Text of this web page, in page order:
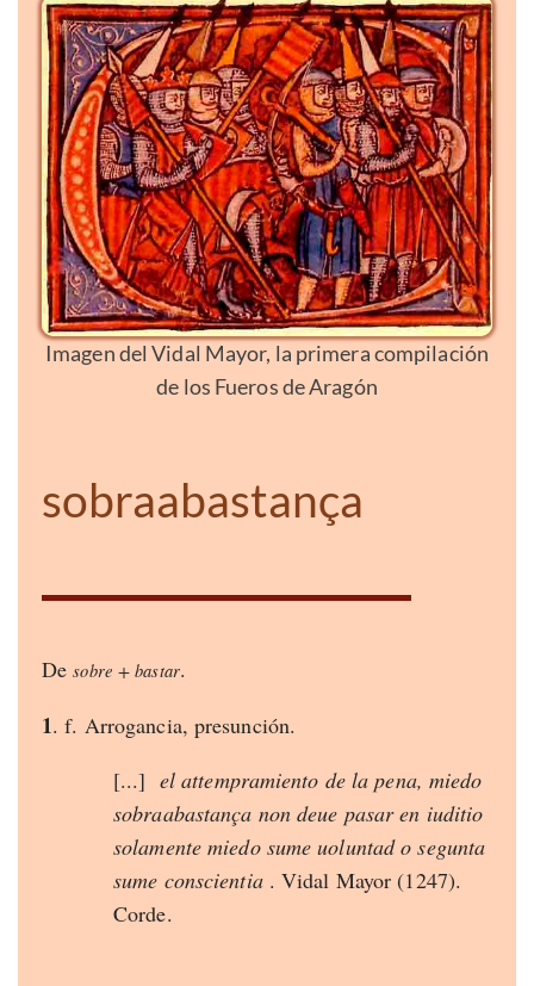
Imagen del Vidal Mayor, la primera compilación
de los Fueros de Aragón
sobraabastança
Desobre + bastar.
1. f. Arrogancia, presunción.
[...] el attempramiento de la pena, miedo
sobraabastança non deue pasar en iuditio
solamente miedo sume uoluntad o segunta
sume conscientia.Vidal Mayor (1247).
Corde.